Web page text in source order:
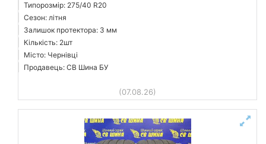
Типорозмір: 275/40 R20
Сезон: літня
Залишок протектора: 3 мм
Кількість: 2шт
Місто: Чернівці
Продавець: СВ Шина БУ
(07.08.26)